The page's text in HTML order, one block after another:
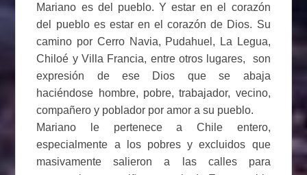
Mariano es del pueblo. Y estar en el corazón
del pueblo es estar en el corazón de Dios. Su
camino por Cerro Navia, Pudahuel, La Legua,
Chiloé y Villa Francia, entre otros lugares, son
expresión de ese Dios que se abaja
haciéndose hombre, pobre, trabajador, vecino,
compañero y poblador por amor a su pueblo.
Mariano le pertenece a Chile entero,
especialmente a los pobres y excluidos que
masivamente salieron a las calles para